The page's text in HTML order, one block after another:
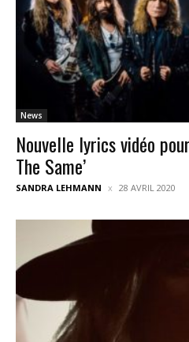
News
Nouvelle lyrics vidéo
The Same’
SANDRA LEHMANN 28 AVRIL 2020